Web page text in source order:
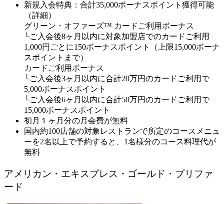
新規入会特典：合計35,000ボーナスポイント獲得可能
（詳細）
グリーン・オファーズ™ カードご利用ボーナス
└ご入会後8ヶ月以内に対象加盟店でのカードご利用
1,000円ごとに150ボーナスポイント（上限15,000ボーナ
スポイントまで）
カードご利用ボーナス
└ご入会後3ヶ月以内に合計20万円のカードご利用で
5,000ボーナスポイント
└ご入会後6ヶ月以内に合計50万円のカードご利用で
15,000ボーナスポイント
初月１ヶ月分の月会費が無料
国内約100店舗の対象レストランで所定のコースメニュ
ーを2名以上で予約すると、1名様分のコース料理代が
無料
アメリカン・エキスプレス・ゴールド・プリファ
ード